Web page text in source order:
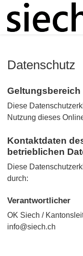
Datenschutz
Diese
Nutzung dieses
Kontaktdaten
betrieblichen
Diese
durch:
Verantwortlicher
OK Siech /
info@siech.ch